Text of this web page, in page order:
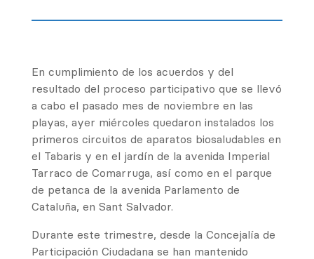
En cumplimiento de los acuerdos y del
resultado del proceso participativo que se llevó
a cabo el pasado mes de noviembre en las
playas, ayer miércoles quedaron instalados los
primeros circuitos de aparatos biosaludables en
el Tabaris y en el jardín de la avenida Imperial
Tarraco de Comarruga, así como en el parque
de petanca de la avenida Parlamento de
Cataluña, en Sant Salvador.
Durante este trimestre, desde la Concejalía de
Participación Ciudadana se han mantenido